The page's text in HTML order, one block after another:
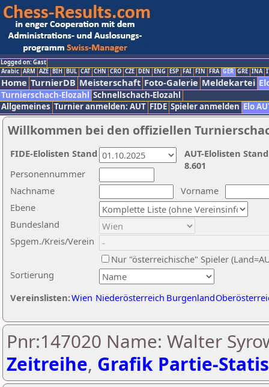
Logged on: Gast
Arabic ARM AZE BIH BUL CAT CHN CRO CZE DEN ENG ESP FAI FIN FRA GER GRE INA
Home TurnierDB Meisterschaft Foto-Galerie Meldekartei
Turnierschach-Elozahl Schnellschach-Elozahl
Allgemeines Turnier anmelden: AUT FIDE Spieler anmelden Elo
Willkommen bei den offiziellen
Nachname
Vorname
Ebene
Sortierung
Personennummer
Bundesland
Spgem./Kreis/Verein
Nur "österreichische" Spieler
Vereinslisten:Wien Niederösterreich Burgenland
AUT-Elolisten
8.601
FIDE-Elolisten Stand
Pnr:147020 Name: Walter
Zeitreihe, Grafik Partie-